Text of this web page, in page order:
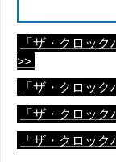
「ザ・クロッ
>>
「ザ・クロッ
「ザ・クロッ
「ザ・クロッ